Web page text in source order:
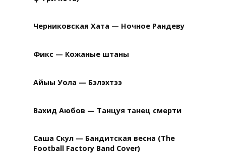
Черниковская Хата — Ночное Рандеву
Фикс — Кожаные штаны
Айыы Уола — Бэлэхтээ
Вахид Аюбов — Танцуя танец смерти
Саша Скул — Бандитская весна (The
Football Factory Band Cover)